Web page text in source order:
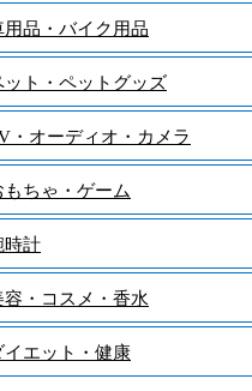
用品・バイク用品
ット・ペットグッズ
・オーディオ・カメラ
もちゃ・ゲーム
時計
容・コスメ・香水
イエット・健康